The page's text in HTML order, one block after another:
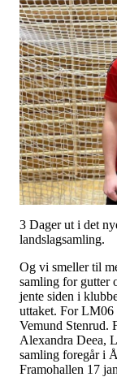
3 Dager ut i det
landslagsamling.
Og vi smeller til
samling for gutter
jente siden i
uttaket. For LM06
Vemund Stenrud.
Alexandra Deea,
samling foregår i
Framohallen 17